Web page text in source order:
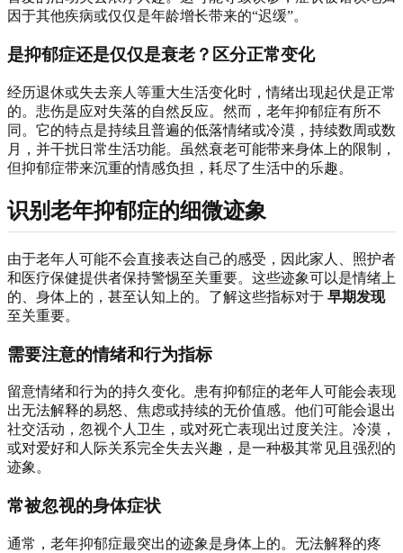
因于其他疾病或仅仅是年龄增长带来的“迟缓”。
是抑郁症还是仅仅是衰老？区分正常变化
经历退休或失去亲人等重大生活变化时，情绪出现起伏是正常
的。悲伤是应对失落的自然反应。然而，老年抑郁症有所不
同。它的特点是持续且普遍的低落情绪或冷漠，持续数周或数
月，并干扰日常生活功能。虽然衰老可能带来身体上的限制，
但抑郁症带来沉重的情感负担，耗尽了生活中的乐趣。
识别老年抑郁症的细微迹象
由于老年人可能不会直接表达自己的感受，因此家人、照护者
和医疗保健提供者保持警惕至关重要。这些迹象可以是情绪上
的、身体上的，甚至认知上的。了解这些指标对于 早期发现
至关重要。
需要注意的情绪和行为指标
留意情绪和行为的持久变化。患有抑郁症的老年人可能会表现
出无法解释的易怒、焦虑或持续的无价值感。他们可能会退出
社交活动，忽视个人卫生，或对死亡表现出过度关注。冷漠，
或对爱好和人际关系完全失去兴趣，是一种极其常见且强烈的
迹象。
常被忽视的身体症状
通常，老年抑郁症最突出的迹象是身体上的。无法解释的疼